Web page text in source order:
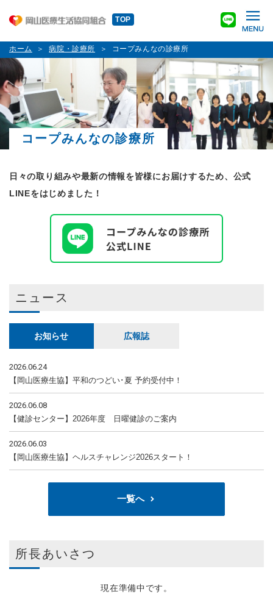
TOP
ホーム 病院・診療所 コープみんなの診療所
コープみんなの診療所
日々の取り組みや最新の情報を皆様にお届けするため、公式
LINEをはじめました！
ニュース
お知らせ 広報誌
2026.06.24
【岡山医療生協】平和のつどい･夏 予約受付中！
2026.06.08
【健診センター】2026年度 日曜健診のご案内
2026.06.03
【岡山医療生協】ヘルスチャレンジ2026スタート！
一覧へ
所長あいさつ
現在準備中です。